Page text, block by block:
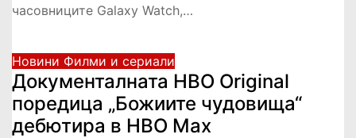
часовниците Galaxy Watch,…
Новини Филми и сериали
Документалната HBO Original
поредица „Божиите чудовища“
дебютира в HBO Max